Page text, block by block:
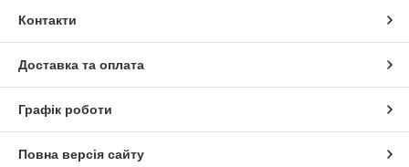
Контакти
Доставка та оплата
Графік роботи
Повна версія сайту